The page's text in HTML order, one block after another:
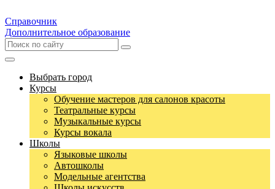
Справочник
Дополнительное образование
Выбрать город
Курсы
Обучение мастеров для салонов красоты
Театральные курсы
Музыкальные курсы
Курсы вокала
Школы
Языковые школы
Автошколы
Модельные агентства